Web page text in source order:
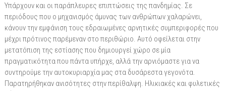
Υπάρχουν και οι παράπλευρες επιπτώσεις της πανδημίας. Σε
περιόδους που ο μηχανισμός άμυνας των ανθρώπων χαλαρώνει,
κάνουν την εμφάνιση τους εδραιωμένες αρνητικές συμπεριφορές που
μέχρι πρότινος παρέμεναν στο περιθώριο. Αυτό οφείλεται στην
μετατόπιση της εστίασης που δημιουργεί χώρο σε μία
πραγματικότητα που πάντα υπήρχε, αλλά την αρνιόμαστε για να
συντηρούμε την αυτοκυριαρχία μας στα δυσάρεστα γεγονότα.
Παρατηρήθηκαν ανισότητες στην περίθαλψη. Ηλικιακές και φυλετικές